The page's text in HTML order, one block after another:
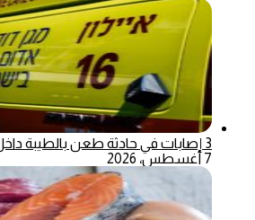
3 إصابات في حادثة طعن بالطيبة داخل أراضي الـ48
7 أغسطس، 2026